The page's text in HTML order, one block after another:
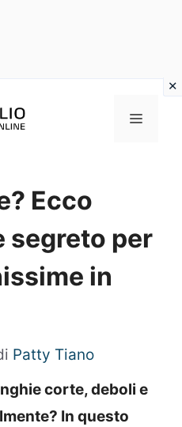
Menu
Ecco
segreto per
in
Patty Tiano
corte, deboli e
In questo